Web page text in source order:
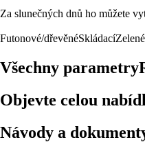
Za slunečných dnů ho můžete
Futonové/dřevěnéSkládacíZelené
Všechny parametry
Objevte celou
Návody a